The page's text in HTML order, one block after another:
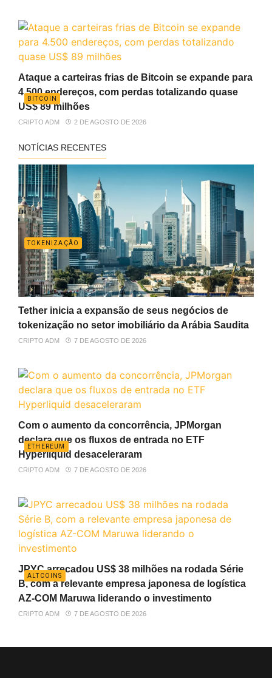
BITCOIN
Ataque a carteiras frias de Bitcoin se expande para
4.500 endereços, com perdas totalizando quase
US$ 89 milhões
CRIPTO ADM 2 DE AGOSTO DE 2026
NOTÍCIAS RECENTES
TOKENIZAÇÃO
Tether inicia a expansão de seus negócios de
tokenização no setor imobiliário da Arábia Saudita
CRIPTO ADM 7 DE AGOSTO DE 2026
ETHEREUM
Com o aumento da concorrência, JPMorgan
declara que os fluxos de entrada no ETF
Hyperliquid desaceleraram
CRIPTO ADM 7 DE AGOSTO DE 2026
ALTCOINS
JPYC arrecadou US$ 38 milhões na rodada Série
B, com a relevante empresa japonesa de logística
AZ-COM Maruwa liderando o investimento
CRIPTO ADM 7 DE AGOSTO DE 2026